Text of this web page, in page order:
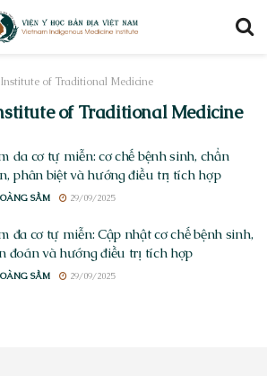
of Traditional Medicine
of Traditional Medicine
da cơ tự miễn: cơ chế bệnh sinh, chẩn
phân biệt và hướng điều trị tích hợp
SẦM 29/09/2025
đa cơ tự miễn: Cập nhật cơ chế bệnh sinh,
đoán và hướng điều trị tích hợp
SẦM 29/09/2025